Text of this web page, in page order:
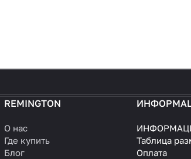
REMINGTON
О нас
Где купить
Блог
Таблица
Оплата